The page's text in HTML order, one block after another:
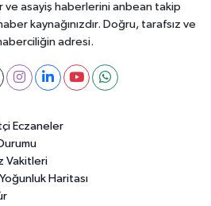
ve asayiş haberlerini anbean takip
kaynağınızdır. Doğru, tarafsız ve
haberciliğin adresi.
Eczaneler
Vakitleri
Haritası